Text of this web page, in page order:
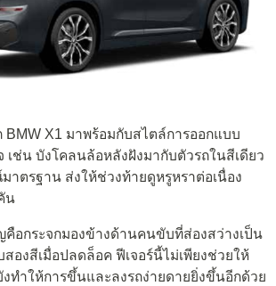
BMW X1 มาพร้อมกับสไตล์การออกแบบ
เช่น บังโคลนล้อหลังฝังมากับตัวรถในสีเดียว
าตรฐาน ส่งให้ช่วงท้ายดูหรูหราต่อเนื่อง
น
อกระจกมองข้างด้านคนขับที่ส่องสว่างเป็น
องสีเมื่อปลดล็อค ฟีเจอร์นี้ไม่เพียงช่วยให้
ทำให้การขึ้นและลงรถง่ายดายยิ่งขึ้นอีกด้วย